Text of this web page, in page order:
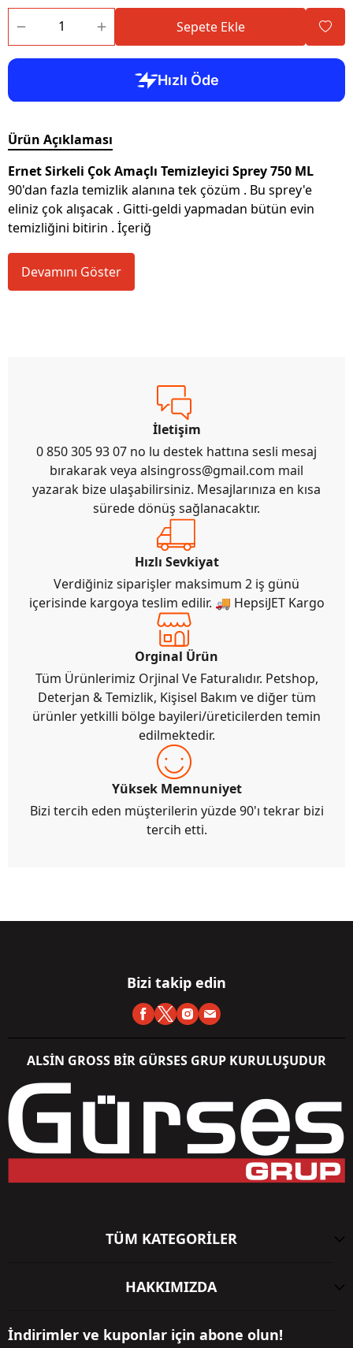
Sepete Ekle
Ürün Açıklaması
Ernet Sirkeli Çok Amaçlı Temizleyici Sprey 750 ML
90'dan fazla temizlik alanına tek çözüm . Bu sprey'e
eliniz çok alışacak . Gitti-geldi yapmadan bütün evin
temizliğini bitirin . İçeriğ
Devamını Göster
İletişim
0 850 305 93 07 no lu destek hattına sesli mesaj
bırakarak veya alsingross@gmail.com mail
yazarak bize ulaşabilirsiniz. Mesajlarınıza en kısa
sürede dönüş sağlanacaktır.
Hızlı Sevkiyat
Verdiğiniz siparişler maksimum 2 iş günü
içerisinde kargoya teslim edilir. 🚚 HepsiJET Kargo
Orginal Ürün
Tüm Ürünlerimiz Orjinal Ve Faturalıdır. Petshop,
Deterjan & Temizlik, Kişisel Bakım ve diğer tüm
ürünler yetkilli bölge bayileri/üreticilerden temin
edilmektedir.
Yüksek Memnuniyet
Bizi tercih eden müşterilerin yüzde 90'ı tekrar bizi
tercih etti.
Bizi takip edin
ALSİN GROSS BİR GÜRSES GRUP KURULUŞUDUR
TÜM KATEGORİLER
HAKKIMIZDA
İndirimler ve kuponlar için abone olun!